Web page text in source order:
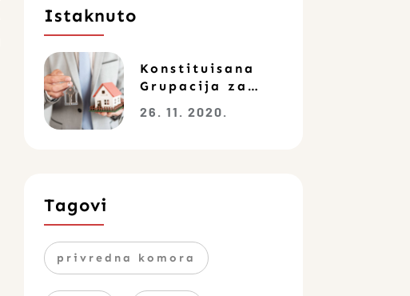
Istaknuto
Konstituisana
Grupacija za
nekretninama
26. 11. 2020.
Tagovi
privredna komora